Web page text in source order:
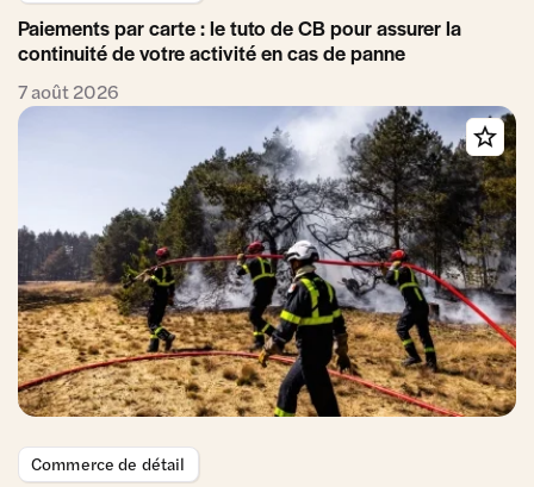
Paiements par carte : le tuto de CB pour assurer la
continuité de votre activité en cas de panne
7 août 2026
Commerce de détail